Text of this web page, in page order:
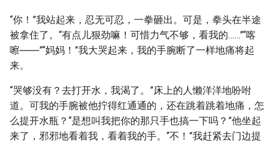
“你！”我站起来，忍无可忍，一拳砸出。可是，拳头在半途
被拿住了。“有点儿狠劲嘛！可惜力气不够，看我的……”“喀
嚓――”“妈妈！”我大哭起来，我的手腕断了一样地痛将起
来。
“哭够没有？去打开水，我渴了。”床上的人懒洋洋地吩咐
道。可我的手腕被他拧得红通通的，还在跳着跳着地痛，怎
么提开水瓶？“是想叫我把你的那只手也搞一下吗？”他坐起
来了，邪邪地看着我，看着我的手。“不！”我赶紧去门边提